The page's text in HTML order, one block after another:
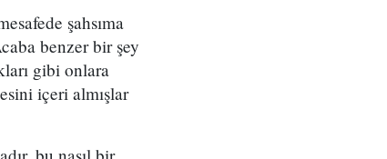
şahsıma
benzer bir şey
gibi onlara
içeri almışlar